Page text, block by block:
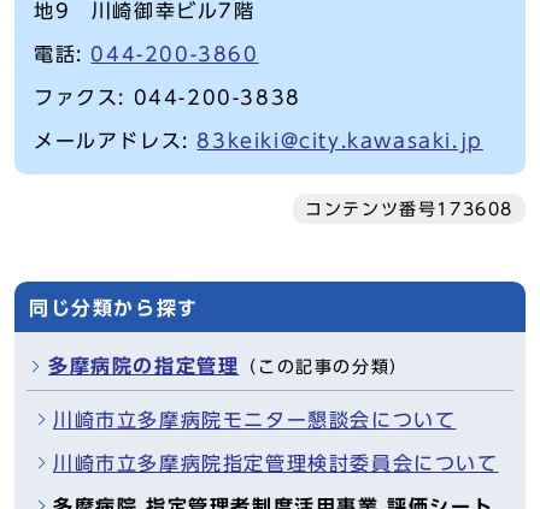
地9 川崎御幸ビル7階
電話: 044-200-3860
ファクス: 044-200-3838
メールアドレス: 83keiki@city.kawasaki.jp
コンテンツ番号173608
同じ分類から探す
多摩病院の指定管理 （この記事の分類）
川崎市立多摩病院モニター懇談会について
川崎市立多摩病院指定管理検討委員会について